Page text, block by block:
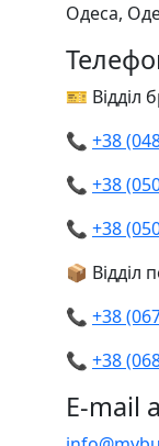
Одеса,
🎫 Відділ
📞 +38
📞 +38
📞 +38
📦 Відділ
📞 +38
📞 +38
E-mail